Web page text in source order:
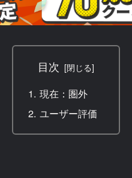
目次
現在：圏外
ユーザー評価